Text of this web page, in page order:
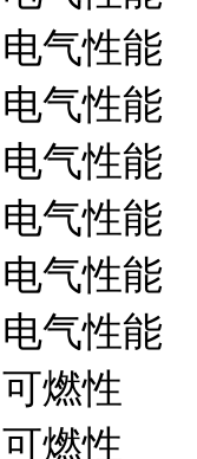
电气性能
电气性能
电气性能
电气性能
电气性能
电气性能
可燃性
可燃性